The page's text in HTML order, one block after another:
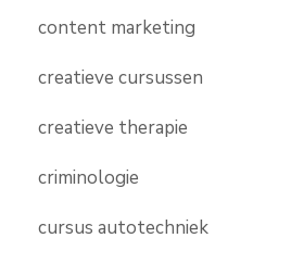
content marketing
creatieve cursussen
creatieve therapie
criminologie
cursus autotechniek